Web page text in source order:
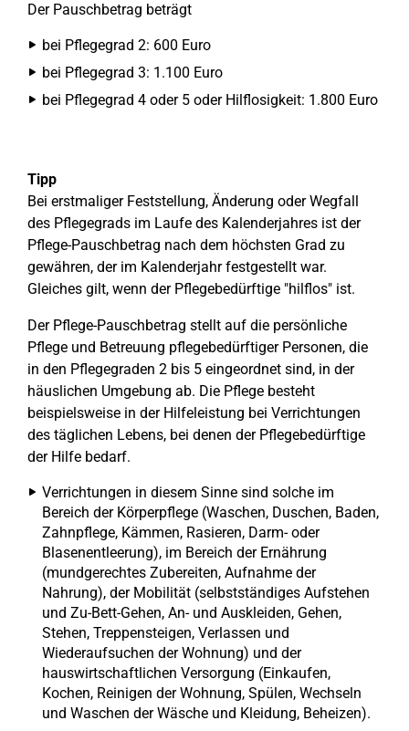
Der Pauschbetrag beträgt
bei Pflegegrad 2: 600 Euro
bei Pflegegrad 3: 1.100 Euro
bei Pflegegrad 4 oder 5 oder Hilflosigkeit: 1.800 Euro
Tipp
Bei erstmaliger Feststellung, Änderung oder Wegfall
des Pflegegrads im Laufe des Kalenderjahres ist der
Pflege-Pauschbetrag nach dem höchsten Grad zu
gewähren, der im Kalenderjahr festgestellt war.
Gleiches gilt, wenn der Pflegebedürftige "hilflos" ist.
Der Pflege-Pauschbetrag stellt auf die persönliche
Pflege und Betreuung pflegebedürftiger Personen, die
in den Pflegegraden 2 bis 5 eingeordnet sind, in der
häuslichen Umgebung ab. Die Pflege besteht
beispielsweise in der Hilfeleistung bei Verrichtungen
des täglichen Lebens, bei denen der Pflegebedürftige
der Hilfe bedarf.
Verrichtungen in diesem Sinne sind solche im
Bereich der Körperpflege (Waschen, Duschen, Baden,
Zahnpflege, Kämmen, Rasieren, Darm- oder
Blasenentleerung), im Bereich der Ernährung
(mundgerechtes Zubereiten, Aufnahme der
Nahrung), der Mobilität (selbstständiges Aufstehen
und Zu-Bett-Gehen, An- und Auskleiden, Gehen,
Stehen, Treppensteigen, Verlassen und
Wiederaufsuchen der Wohnung) und der
hauswirtschaftlichen Versorgung (Einkaufen,
Kochen, Reinigen der Wohnung, Spülen, Wechseln
und Waschen der Wäsche und Kleidung, Beheizen).